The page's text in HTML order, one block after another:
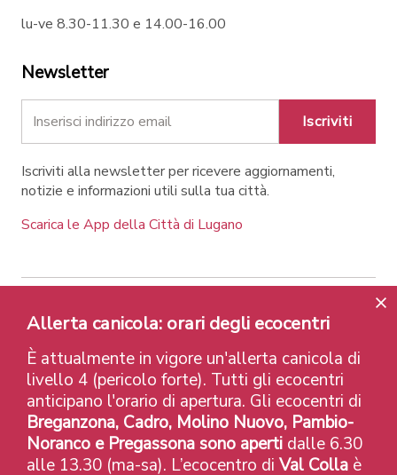
lu-ve 8.30-11.30 e 14.00-16.00
Newsletter
Iscriviti
Iscriviti alla newsletter per ricevere aggiornamenti,
notizie e informazioni utili sulla tua città.
Scarica le App della Città di Lugano
Contatti Link Note legali
Privacy Policy
Label e riconoscimenti
Credits
© 2026 Città di Lugano
Allerta canicola: orari degli ecocentri
È attualmente in vigore un'allerta canicola di
livello 4 (pericolo forte). Tutti gli ecocentri
anticipano l'orario di apertura. Gli ecocentri di
Breganzona, Cadro, Molino Nuovo, Pambio-
Noranco e Pregassona sono aperti dalle 6.30
alle 13.30 (ma-sa). L’ecocentro di Val Colla è